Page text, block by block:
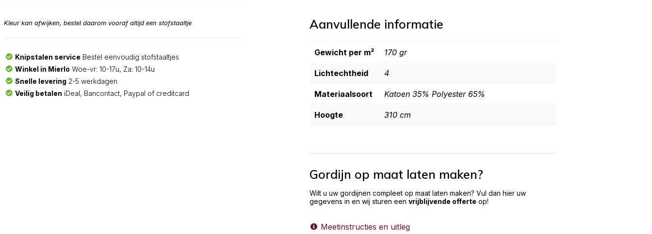
Kleur kan afwijken, bestel daarom vooraf altijd een stofstaaltje
Knipstalen service Bestel eenvoudig stofstaaltjes
Winkel in Mierlo Woe-vr: 10-17u, Za: 10-14u
Snelle levering 2-5 werkdagen
Veilig betalen iDeal, Bancontact, Paypal of creditcard
Aanvullende informatie
Gewicht per m² 170 gr
Lichtechtheid 4
Materiaalsoort Katoen 35% Polyester 65%
Hoogte 310 cm
Gordijn op maat laten maken?
Wilt u uw gordijnen compleet op maat laten maken? Vul dan hier uw
gegevens in en wij sturen een vrijblijvende offerte op!
Meetinstructies en uitleg